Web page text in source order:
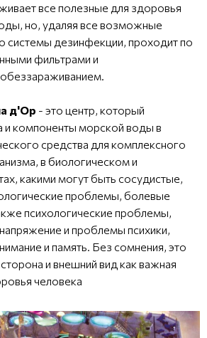
все полезные для здоровья
но, удаляя все возможные
системы дезинфекции, проходит по
фильтрами и
д'Ор - это центр, который
и компоненты морской воды в
средства для комплексного
в биологическом и
какими могут быть сосудистые,
проблемы, болевые
психологические проблемы,
и проблемы психики,
и память. Без сомнения, это
и внешний вид как важная
человека